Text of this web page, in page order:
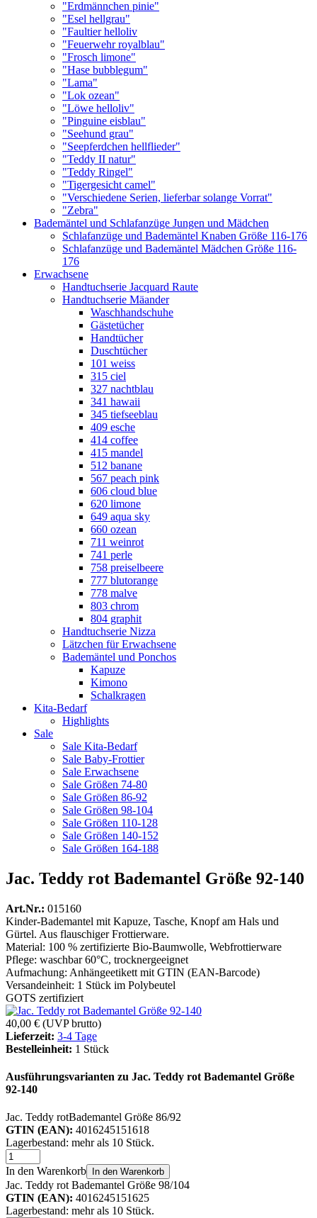
"Erdmännchen pinie"
"Esel hellgrau"
"Faultier helloliv
"Feuerwehr royalblau"
"Frosch limone"
"Hase bubblegum"
"Lama"
"Lok ozean"
"Löwe helloliv"
"Pinguine eisblau"
"Seehund grau"
"Seepferdchen hellflieder"
"Teddy II natur"
"Teddy Ringel"
"Tigergesicht camel"
"Verschiedene Serien, lieferbar solange Vorrat"
"Zebra"
Bademäntel und Schlafanzüge Jungen und Mädchen
Schlafanzüge und Bademäntel Knaben Größe 116-176
Schlafanzüge und Bademäntel Mädchen Größe 116-
176
Erwachsene
Handtuchserie Jacquard Raute
Handtuchserie Mäander
Waschhandschuhe
Gästetücher
Handtücher
Duschtücher
101 weiss
315 ciel
327 nachtblau
341 hawaii
345 tiefseeblau
409 esche
414 coffee
415 mandel
512 banane
567 peach pink
606 cloud blue
620 limone
649 aqua sky
660 ozean
711 weinrot
741 perle
758 preiselbeere
777 blutorange
778 malve
803 chrom
804 graphit
Handtuchserie Nizza
Lätzchen für Erwachsene
Bademäntel und Ponchos
Kapuze
Kimono
Schalkragen
Kita-Bedarf
Highlights
Sale
Sale Kita-Bedarf
Sale Baby-Frottier
Sale Erwachsene
Sale Größen 74-80
Sale Größen 86-92
Sale Größen 98-104
Sale Größen 110-128
Sale Größen 140-152
Sale Größen 164-188
Jac. Teddy rot Bademantel Größe 92-140
Art.Nr.: 015160
Kinder-Bademantel mit Kapuze, Tasche, Knopf am Hals und
Gürtel. Aus flauschiger Frottierware.
Material: 100 % zertifizierte Bio-Baumwolle, Webfrottierware
Pflege: waschbar 60°C, trocknergeeignet
Aufmachung: Anhängeetikett mit GTIN (EAN-Barcode)
Versandeinheit: 1 Stück im Polybeutel
GOTS zertifiziert
40,00 € (UVP brutto)
Lieferzeit: 3-4 Tage
Bestelleinheit: 1 Stück
Ausführungsvarianten zu Jac. Teddy rot Bademantel Größe
92-140
Jac. Teddy rotBademantel Größe 86/92
GTIN (EAN): 4016245151618
Lagerbestand: mehr als 10 Stück.
In den Warenkorb In den Warenkorb
Jac. Teddy rot Bademantel Größe 98/104
GTIN (EAN): 4016245151625
Lagerbestand: mehr als 10 Stück.